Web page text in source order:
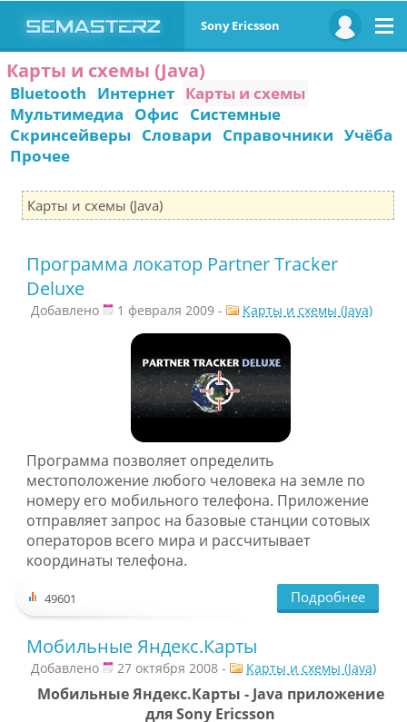
Sony Ericsson
Карты и схемы (Java)
Bluetooth Интернет Карты и схемы
Мультимедиа
Офис
Системные
Скринсейверы Словари Справочники Учёба
Прочее
Карты и схемы (Java)
Программа локатор Partner Tracker
Deluxe
Добавлено 1 февраля 2009 - Карты и схемы (Java)
Программа позволяет определить
местоположение любого человека на земле по
номеру его мобильного телефона. Приложение
отправляет запрос на базовые станции сотовых
операторов всего мира и рассчитывает
координаты телефона.
49601 Подробнее
Мобильные Яндекс.Карты
Добавлено 27 октября 2008 - Карты и схемы (Java)
Мобильные Яндекс.Карты - Java приложение
для Sony Ericsson